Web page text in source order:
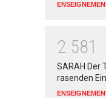
2 581
SARAH Der
rasenden